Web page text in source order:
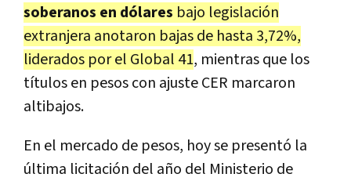
soberanos en dólares bajo legislación
extranjera anotaron bajas de hasta 3,72%,
liderados por el Global 41, mientras que los
títulos en pesos con ajuste CER marcaron
altibajos.
En el mercado de pesos, hoy se presentó la
última licitación del año del Ministerio de